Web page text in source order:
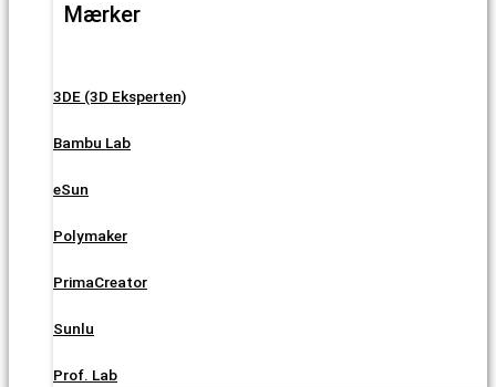
Mærker
3DE (3D Eksperten)
Bambu Lab
eSun
Polymaker
PrimaCreator
Sunlu
Prof. Lab